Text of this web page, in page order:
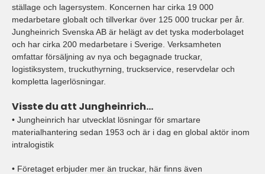
ställage och lagersystem. Koncernen har cirka 19 000
medarbetare globalt och tillverkar över 125 000 truckar per år.
Jungheinrich Svenska AB är helägt av det tyska moderbolaget
och har cirka 200 medarbetare i Sverige. Verksamheten
omfattar försäljning av nya och begagnade truckar,
logistiksystem, truckuthyrning, truckservice, reservdelar och
kompletta lagerlösningar.
Visste du att Jungheinrich...
• Jungheinrich har utvecklat lösningar för smartare
materialhantering sedan 1953 och är i dag en global aktör inom
intralogistik
• Företaget erbjuder mer än truckar, här finns även